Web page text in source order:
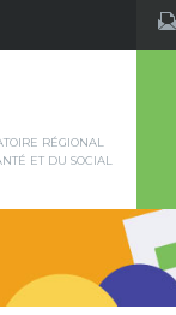
RÉGIONAL
ET DU SOCIAL